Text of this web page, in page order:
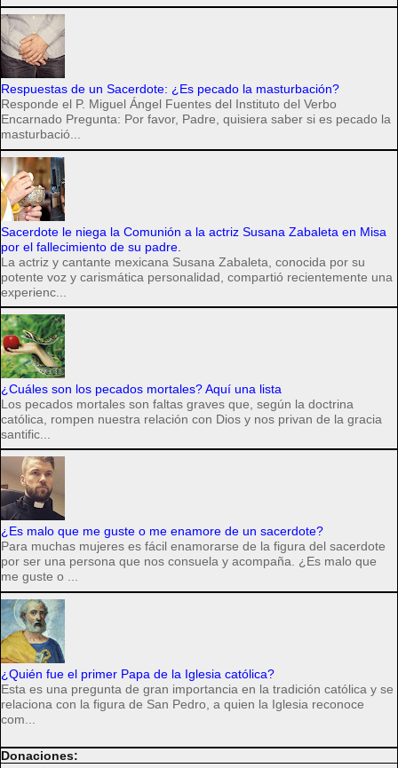
Respuestas de un Sacerdote: ¿Es pecado la masturbación?
Responde el P. Miguel Ángel Fuentes del Instituto del Verbo
Encarnado Pregunta: Por favor, Padre, quisiera saber si es pecado la
masturbació...
Sacerdote le niega la Comunión a la actriz Susana Zabaleta en Misa
por el fallecimiento de su padre.
La actriz y cantante mexicana Susana Zabaleta, conocida por su
potente voz y carismática personalidad, compartió recientemente una
experienc...
¿Cuáles son los pecados mortales? Aquí una lista
Los pecados mortales son faltas graves que, según la doctrina
católica, rompen nuestra relación con Dios y nos privan de la gracia
santific...
¿Es malo que me guste o me enamore de un sacerdote?
Para muchas mujeres es fácil enamorarse de la figura del sacerdote
por ser una persona que nos consuela y acompaña. ¿Es malo que
me guste o ...
¿Quién fue el primer Papa de la Iglesia católica?
Esta es una pregunta de gran importancia en la tradición católica y se
relaciona con la figura de San Pedro, a quien la Iglesia reconoce
com...
Donaciones: